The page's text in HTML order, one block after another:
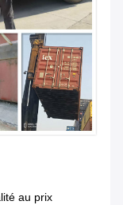
au prix